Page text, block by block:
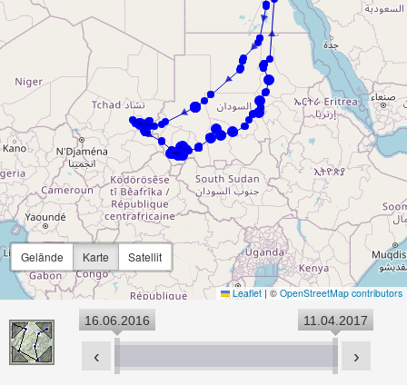
Gelände Karte Satellit
Leaflet | © OpenStreetMap contributors
16.06.2016 11.04.2017